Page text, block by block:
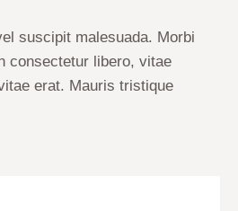
suscipit malesuada. Morbi
consectetur libero, vitae
erat. Mauris tristique